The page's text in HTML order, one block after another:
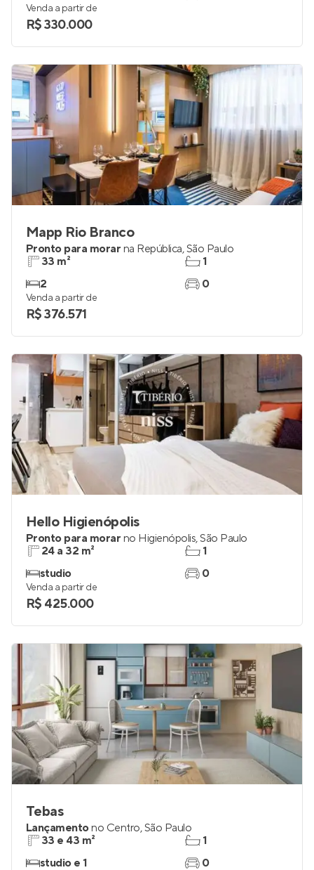
Venda a partir de
R$ 330.000
Mapp Rio Branco
Pronto para morar na República,São Paulo
33 m²
2
1
0
Venda a partir de
R$ 376.571
Hello Higienópolis
Pronto para morar no Higienópolis,São Paulo
24 a 32 m²
studio
1
0
Venda a partir de
R$ 425.000
Tebas
Lançamentono Centro,São Paulo
33 e 43 m²
studio e 1
1
0